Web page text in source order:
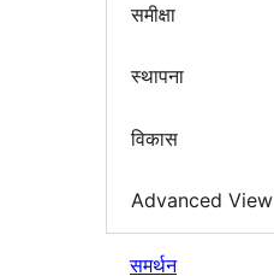
समीक्षा
स्थापना
विकास
Advanced View
समर्थन